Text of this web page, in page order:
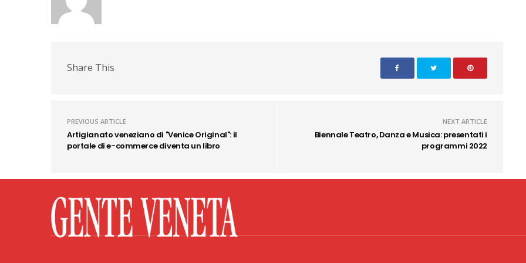
Share This
PREVIOUS ARTICLE
Artigianato veneziano di "Venice Original": il
portale di e-commerce diventa un libro
NEXT ARTICLE
Biennale Teatro, Danza e Musica: presentati i
programmi 2022